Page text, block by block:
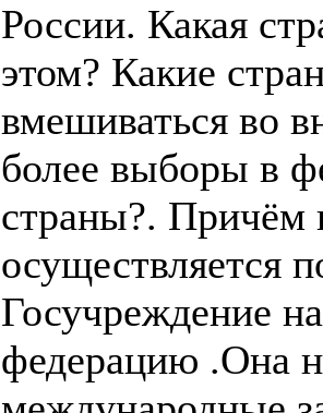
Что за произвол
ФМЖД?
Опять
национальных
Опять молотовы
кукловодить?
Мне жаль, что
написал не в